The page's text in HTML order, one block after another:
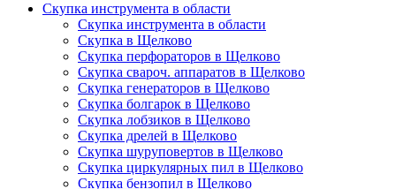
Скупка инструмента в области
Скупка инструмента в области
Скупка в Щелково
Скупка перфораторов в Щелково
Скупка свароч. аппаратов в Щелково
Скупка генераторов в Щелково
Скупка болгарок в Щелково
Скупка лобзиков в Щелково
Скупка дрелей в Щелково
Скупка шуруповертов в Щелково
Скупка циркулярных пил в Щелково
Скупка бензопил в Щелково